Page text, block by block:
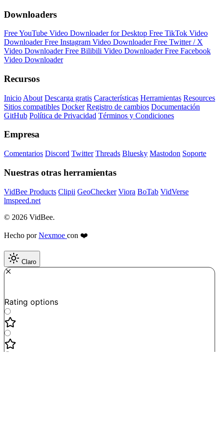
Downloaders
Free YouTube Video Downloader for Desktop Free TikTok Video
DownloaderFree Instagram Video DownloaderFree Twitter / X
Video DownloaderFree Bilibili Video DownloaderFree Facebook
Video Downloader
Recursos
Inicio About Descarga gratis Características Herramientas Resources
Sitios compatibles Docker Registro de cambios Documentación
GitHub Política de Privacidad Términos y Condiciones
Empresa
Comentarios Discord Twitter Threads Bluesky Mastodon Soporte
Nuestras otras herramientas
VidBee Products Clipii GeoChecker Viora BoTab VidVerse
lmspeed.net
© 2026 VidBee.
Hecho porNexmoe con ❤️
Claro
Rating options